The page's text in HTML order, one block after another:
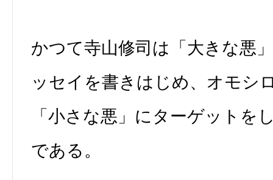
かつて寺山修司は「大きな悪
ッセイを書きはじめ、オモシ
「小さな悪」にターゲットを
である。